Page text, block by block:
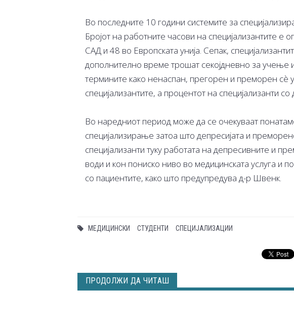
Во последните 10 години системите за
Бројот на работните часови на специјализантите
САД и 48 во Европската унија. Сепак,
дополнително време трошат секојдневно за
термините како ненаспан, прегорен и преморен сè
специјализантите, а процентот на специјализанти
Во наредниот период може да се очекуваат
специјализирање затоа што депресијата и
специјализанти туку работата на депресивните и
води и кон пониско ниво во медицинската услуга и
со пациентите, како што предупредува д-р Швенк.
МЕДИЦИНСКИ СТУДЕНТИ СПЕЦИЈАЛИЗАЦИИ
ПРОДОЛЖИ ДА ЧИТАШ